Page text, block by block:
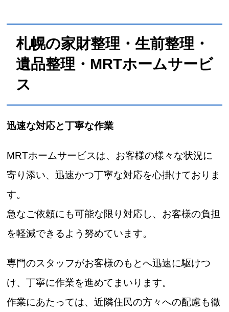
札幌の家財整理・生前整理・
遺品整理・MRTホームサービ
ス
迅速な対応と丁寧な作業
MRTホームサービスは、お客様の様々な状況に
寄り添い、迅速かつ丁寧な対応を心掛けておりま
す。
急なご依頼にも可能な限り対応し、お客様の負担
を軽減できるよう努めています。
専門のスタッフがお客様のもとへ迅速に駆けつ
け、丁寧に作業を進めてまいります。
作業にあたっては、近隣住民の方々への配慮も徹